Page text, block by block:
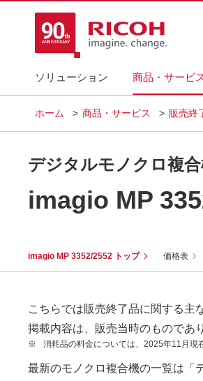
ソリューション 商品・サービ
ホーム 商品・サービス 販売終
デジタルモノクロ複
imagio MP
imagio MP 3352/2552 トップ 価格表
こちらでは販売終了品に関する主
掲載内容は、販売当時のものであ
※ 消耗品の料金については、2025年11月現
最新のモノクロ複合機の一覧は「